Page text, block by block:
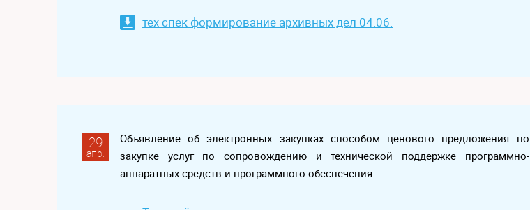
тех спек формирование архивных дел 04.06.
29
апр.
Объявление об электронных закупках способом ценового предложения по
закупке услуг по сопровождению и технической поддержке программно-
аппаратных средств и программного обеспечения